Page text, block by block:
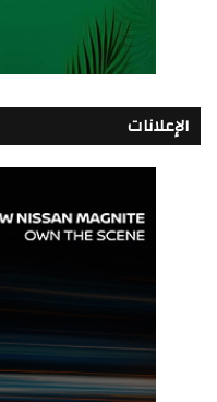
الإعلانات